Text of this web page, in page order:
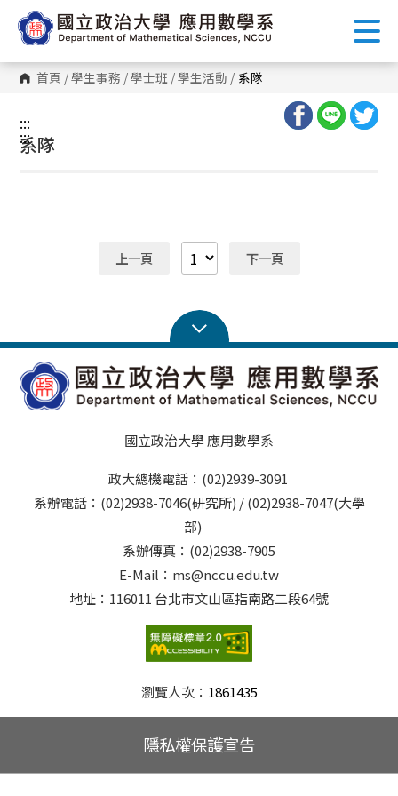
到
主
內
容 首頁 /學生事務 /學士班 /學生活動 / 系隊
:::
:::
系隊
上一頁 下一頁
國立政治大學 應用數學系
政大總機電話：(02)2939-3091
系辦電話：(02)2938-7046(研究所) / (02)2938-7047(大學
部)
系辦傳真：(02)2938-7905
E-Mail：ms@nccu.edu.tw
地址：116011 台北市文山區指南路二段64號
瀏覽人次： 1861435
隱私權保護宣告